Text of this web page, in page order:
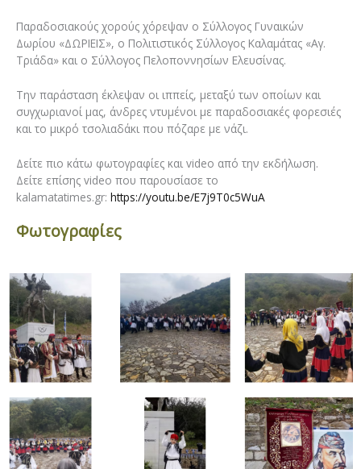
Παραδοσιακούς χορούς χόρεψαν ο Σύλλογος Γυναικών
Δωρίου «ΔΩΡΙΕΙΣ», ο Πολιτιστικός Σύλλογος Καλαμάτας «Αγ.
Τριάδα» και ο Σύλλογος Πελοποννησίων Ελευσίνας.
Την παράσταση έκλεψαν οι ιππείς, μεταξύ των οποίων και
συγχωριανοί μας, άνδρες ντυμένοι με παραδοσιακές φορεσιές
και το μικρό τσολιαδάκι που πόζαρε με νάζι.
Δείτε πιο κάτω φωτογραφίες και video από την εκδήλωση.
Δείτε επίσης video που παρουσίασε το
kalamatatimes.gr: https://youtu.be/E7j9T0c5WuA
Φωτογραφίες